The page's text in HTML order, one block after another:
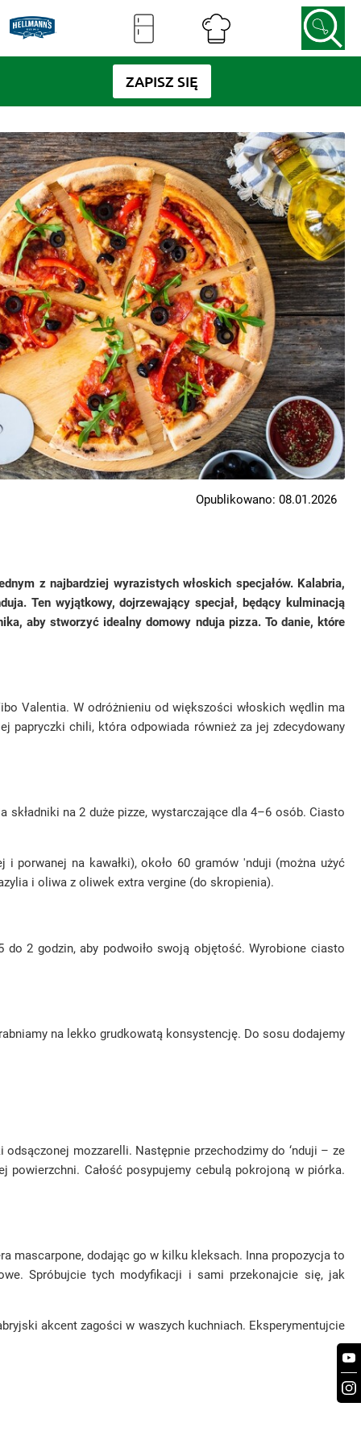
ZAPISZ SIĘ
Opublikowano: 08.01.2026
z najbardziej wyrazistych włoskich specjałów. Kalabria,
Ten wyjątkowy, dojrzewający specjał, będący kulminacją
aby stworzyć idealny domowy nduja pizza. To danie, które
Valentia. W odróżnieniu od większości włoskich wędlin ma
papryczki chili, która odpowiada również za jej zdecydowany
na 2 duże pizze, wystarczające dla 4–6 osób. Ciasto
porwanej na kawałki), około 60 gramów 'nduji (można użyć
i oliwa z oliwek extra vergine (do skropienia).
2 godzin, aby podwoiło swoją objętość. Wyrobione ciasto
na lekko grudkowatą konsystencję. Do sosu dodajemy
mozzarelli. Następnie przechodzimy do ‘nduji – ze
powierzchni. Całość posypujemy cebulą pokrojoną w piórka.
mascarpone, dodając go w kilku kleksach. Inna propozycja to
Spróbujcie tych modyfikacji i sami przekonajcie się, jak
akcent zagości w waszych kuchniach. Eksperymentujcie